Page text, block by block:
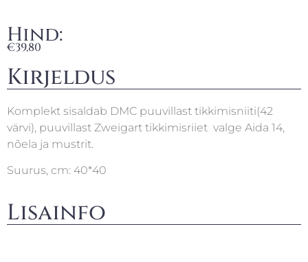
Hind:
€39,80
Kirjeldus
Komplekt sisaldab DMC puuvillast tikkimisniiti(42
värvi), puuvillast Zweigart tikkimisriiet valge Aida 14,
nõela ja mustrit.
Suurus, cm: 40*40
Lisainfo